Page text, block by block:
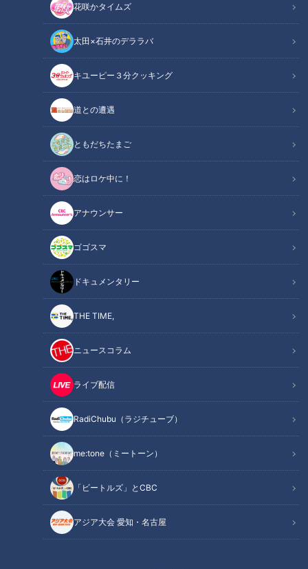
花咲かタイムズ
太田×石井のデララバ
キユーピー３分クッキング
道との遭遇
ともだちたまご
恋はロケ中に！
アナウンサー
ゴゴスマ
ドキュメンタリー
THE TIME,
ニュースコラム
ライブ配信
RadiChubu（ラジチューブ）
me:tone（ミートーン）
「ビートルズ」とCBC
アジア大会 愛知・名古屋
チャント！
OMATSURIちゃん
巨大な山車が海を駆け、男たちが怒り、歌い、そして泣く、唯
一無二の祭り。ユネスコ無形文化遺産にも登録されている愛知
県半田市の「亀崎潮干祭」が、4年ぶりに開催しました。まさ
に、“地元総力戦”ともいえるほどの熱気がぶつかり合うこの祭
りで、一番アツい人、「OMATSURIちゃん」をタレントの寺
坂頼我くんが探します！
出発の儀式！「ヨイヨ～イ」輪になって歌う男たち
選ばれた者にだけ与えられる「赤かんばん」
祭りを生き、祭りに生かされる、亀崎の男たち
緊急事態！動かなくなった山車…男たちの魂の「曳き下ろ
オススメ関連コンテンツ
出発の儀式！「ヨイヨ～イ」輪になって歌う男た